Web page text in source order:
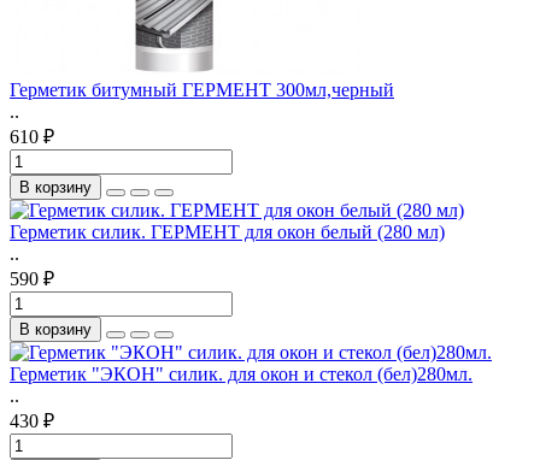
Герметик битумный ГЕРМЕНТ 300мл,черный
..
610 ₽
В корзину
Герметик силик. ГЕРМЕНТ для окон белый (280 мл)
..
590 ₽
В корзину
Герметик "ЭКОН" силик. для окон и стекол (бел)280мл.
..
430 ₽